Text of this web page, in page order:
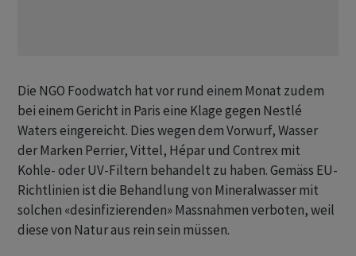
Die NGO Foodwatch hat vor rund einem Monat zudem
bei einem Gericht in Paris eine Klage gegen Nestlé
Waters eingereicht. Dies wegen dem Vorwurf, Wasser
der Marken Perrier, Vittel, Hépar und Contrex mit
Kohle- oder UV-Filtern behandelt zu haben. Gemäss EU-
Richtlinien ist die Behandlung von Mineralwasser mit
solchen «desinfizierenden» Massnahmen verboten, weil
diese von Natur aus rein sein müssen.